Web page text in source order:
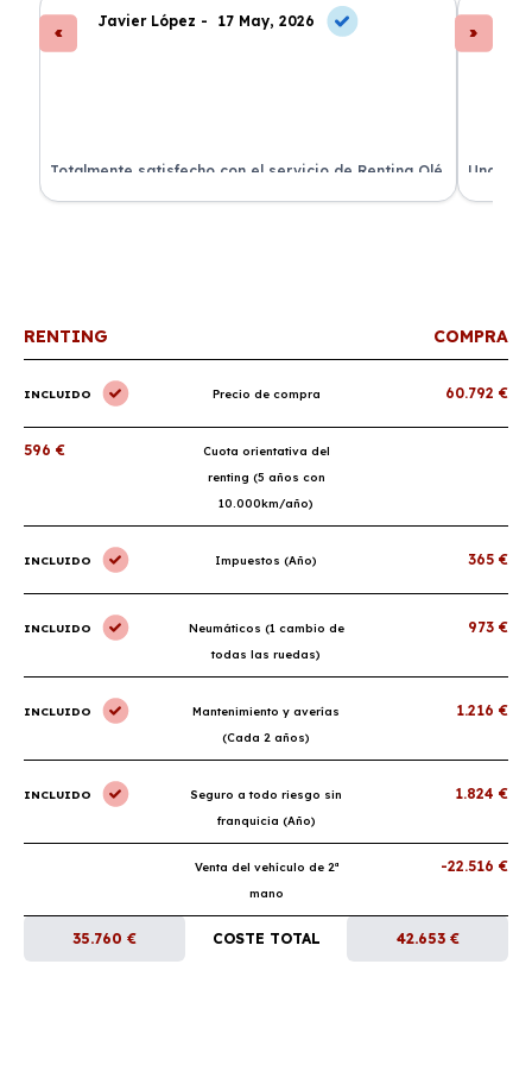
Javier López - 17 May, 2026
Totalmente satisfecho con el servicio de Renting Olé.
El coche llegó a tiempo y todo incluido.
Una
coche
RENTING COMPRA
INCLUIDO Precio de compra 60.792 €
596 €
Cuota orientativa del
renting (5 años con
10.000km/año)
INCLUIDO Impuestos (Año) 365 €
INCLUIDO
Neumáticos (1 cambio de
todas las ruedas)
973 €
INCLUIDO
Mantenimiento y averías
(Cada 2 años)
1.216 €
INCLUIDO
Seguro a todo riesgo sin
franquicia (Año)
1.824 €
Venta del vehículo de 2ª
mano
-22.516 €
35.760 € COSTE TOTAL 42.653 €